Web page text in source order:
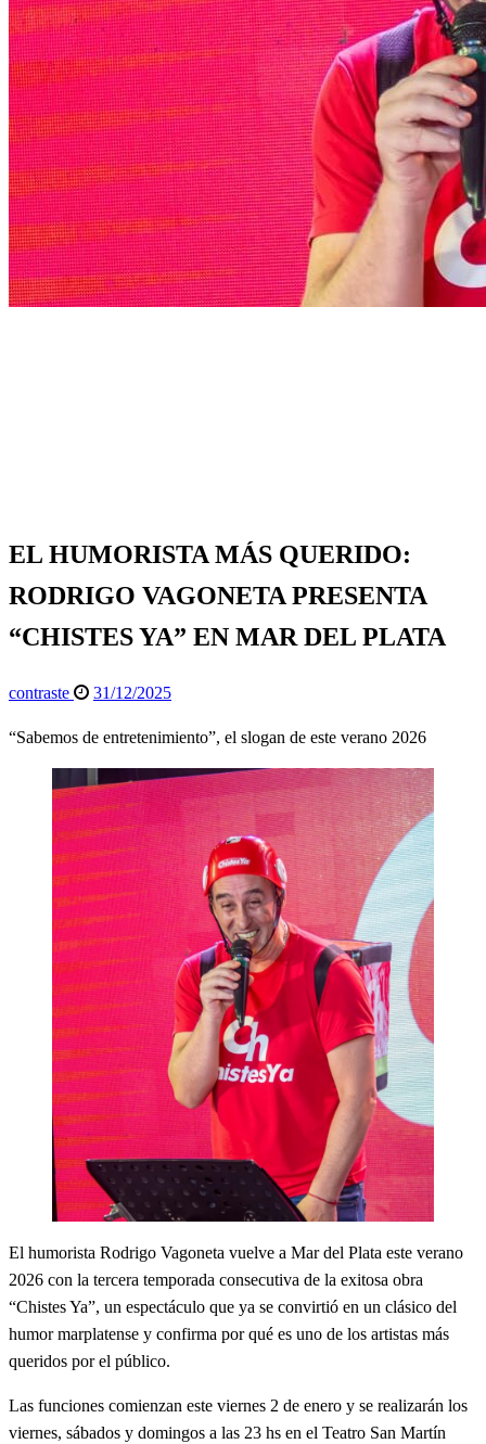
EL HUMORISTA MÁS QUERIDO:
RODRIGO VAGONETA PRESENTA
“CHISTES YA” EN MAR DEL PLATA
contraste
Publicado
31/12/2025
“Sabemos de entretenimiento”, el slogan de este verano 2026
El humorista Rodrigo Vagoneta vuelve a Mar del Plata este verano
2026 con la tercera temporada consecutiva de la exitosa obra
“Chistes Ya”, un espectáculo que ya se convirtió en un clásico del
humor marplatense y confirma por qué es uno de los artistas más
queridos por el público.
Las funciones comienzan este viernes 2 de enero y se realizarán los
viernes, sábados y domingos a las 23 hs en el Teatro San Martín